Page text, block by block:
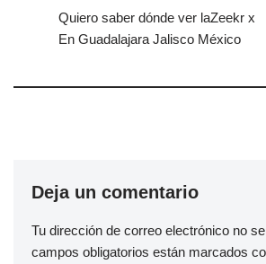
Quiero saber dónde ver laZeekr x
En Guadalajara Jalisco México
Deja un comentario
Tu dirección de correo electrónico no
campos obligatorios están marcados